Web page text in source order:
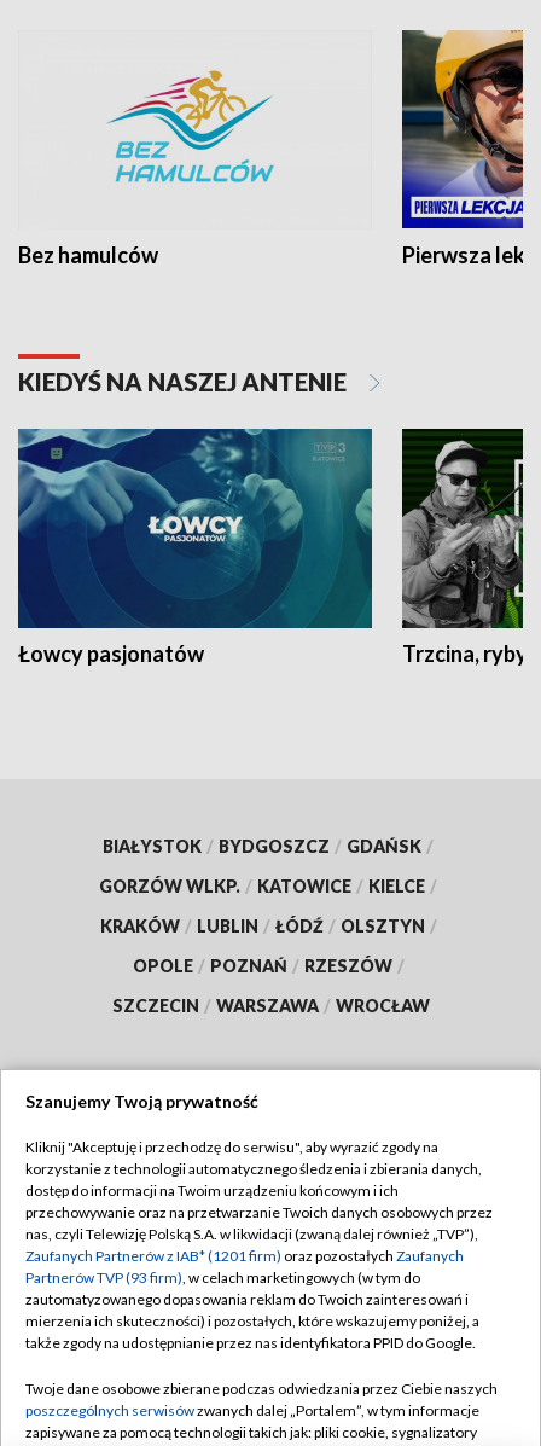
Bez hamulców Pierwsza
KIEDYŚ NA NASZEJ ANTENIE
Łowcy pasjonatów Trzcina, ryby
BIAŁYSTOK / BYDGOSZCZ / GDAŃSK /
GORZÓW WLKP. / KATOWICE / KIELCE /
KRAKÓW / LUBLIN / ŁÓDŹ / OLSZTYN /
OPOLE / POZNAŃ / RZESZÓW /
SZCZECIN / WARSZAWA / WROCŁAW
TVP
Abonament TVP
Emisja w TVP
Centrum informacji TVP
Naziemna Telewizja Cyfrowa
Rada Programowa
Regulamin TVP
Polityka prywatności
Moje zgody
Pomoc
Kontakt
Szanujemy Twoją prywatność
Kliknij "Akceptuję i przechodzę do serwisu", aby wyrazić zgody na
korzystanie z technologii automatycznego śledzenia i zbierania danych,
dostęp do informacji na Twoim urządzeniu końcowym i ich
przechowywanie oraz na przetwarzanie Twoich danych osobowych przez
nas, czyli Telewizję Polską S.A. w likwidacji (zwaną dalej również „TVP”),
Zaufanych Partnerów z IAB* (1201 firm) oraz pozostałych Zaufanych
Partnerów TVP (93 firm), w celach marketingowych (w tym do
zautomatyzowanego dopasowania reklam do Twoich zainteresowań i
mierzenia ich skuteczności) i pozostałych, które wskazujemy poniżej, a
także zgody na udostępnianie przez nas identyfikatora PPID do Google.
Twoje dane osobowe zbierane podczas odwiedzania przez Ciebie naszych
poszczególnych serwisówzwanych dalej „Portalem”, w tym informacje
zapisywane za pomocą technologii takich jak: pliki cookie, sygnalizatory